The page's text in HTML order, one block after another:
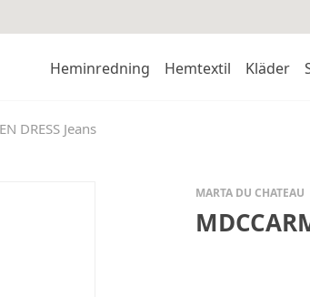
Heminredning Hemtextil Kläder
DRESS Jeans
MARTA DU CHATEAU